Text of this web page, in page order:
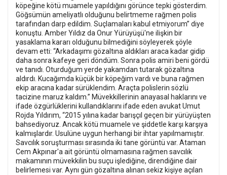
köpeğine kötü muamele yapıldığını görünce tepki gösterdim.
Göğsümün ameliyatlı olduğunu belirtmeme rağmen polis
tarafından darp edildim. Suçlamaları kabul etmiyorum” diye
konuştu. Amber Yıldız da Onur Yürüyüşü'ne ilişkin bir
yasaklama kararı olduğunu bilmediğini söyleyerek şöyle
devam etti: “Arkadaşımı gözaltına aldıkları araca kadar gidip
daha sonra kafeye geri döndüm. Sonra polis amiri beni gördü
ve tanıdı. Oturduğum yerde yakamdan tutarak gözaltına
aldırdı. Kucağımda küçük bir köpeğim vardı ve buna rağmen
ekip aracına kadar sürüklendim. Araçta polislerin sözlü
tacizine maruz kaldım.” Müvekkillerinin anayasal haklarını ve
ifade özgürlüklerini kullandıklarını ifade eden avukat Umut
Rojda Yıldırım, “2015 yılına kadar barışçıl geçen bir yürüyüşten
bahsediyoruz. Ancak kötü muamele ve şiddetle karşı karşıya
kalmışlardır. Usulüne uygun herhangi bir ihtar yapılmamıştır.
Savcılık soruşturması sırasında iki tane görüntü var. Ataman
Cem Akpınar'a ait görüntü olmamasına rağmen savcılık
makamının müvekkilin bu suçu işlediğine, direndiğine dair
belirlemesi var. Aynı gün gözaltına alınan sekiz kişiye açılan